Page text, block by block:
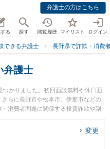
弁護士の方はこちら
る 探す 閲覧履歴 マイリスト ログイン
できる弁護士 長野県で詐欺・消費
弁護士
かりました。初回面談無料や休日面
らに長野市や松本市、伊那市などの
消費者問題に関係する投資詐欺や副
込み検索もでき便利です。特に弁護士
伸樹弁護士やおさだ法律事務所の長
変更